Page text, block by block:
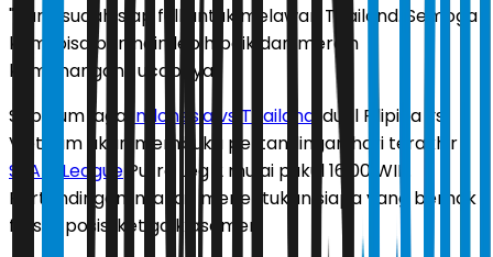
"Kami sudah siap full untuk melawan Thailand. Semoga
kami bisa bermain lebih baik dan meraih
kemenangan," ucapnya.
Sebelum laga Indonesia vs Thailand , duel Filipina vs
Vietnam akan membuka pertandingan hari terakhir
SEA V League Putra Leg 2 mulai pukul 16.00 WIB.
Pertandingan ini akan menentukan siapa yang berhak
finis di posisi ketiga klasemen.